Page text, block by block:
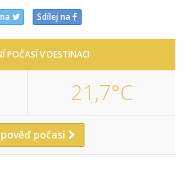
Sdílej na
POČASÍ V DESTINACI
21,7°C
počasí